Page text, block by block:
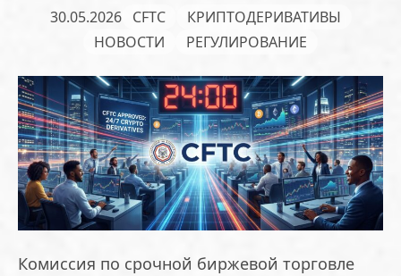
30.05.2026 CFTC
КРИПТОДЕРИВАТИВЫ
НОВОСТИ
РЕГУЛИРОВАНИЕ
Комиссия по срочной биржевой торговле